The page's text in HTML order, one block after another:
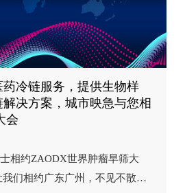
冷链服务，提供生物样
决方案，城市映急与您相
会
相约ZAODX世界肿瘤早筛大
们相约广东广州，不见不散！